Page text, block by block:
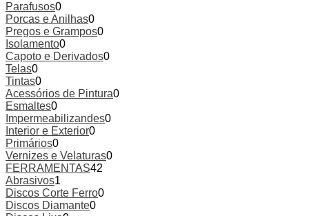
Parafusos0
Porcas e Anilhas0
Pregos e Grampos0
Isolamento0
Capoto e Derivados0
Telas0
Tintas0
Acessórios de Pintura0
Esmaltes0
Impermeabilizandes0
Interior e Exterior0
Primários0
Vernizes e Velaturas0
FERRAMENTAS42
Abrasivos1
Discos Corte Ferro0
Discos Diamante0